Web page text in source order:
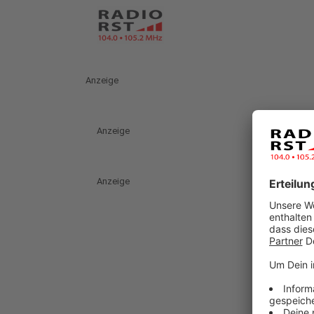
Anzeige
Anzeige
Anzeige